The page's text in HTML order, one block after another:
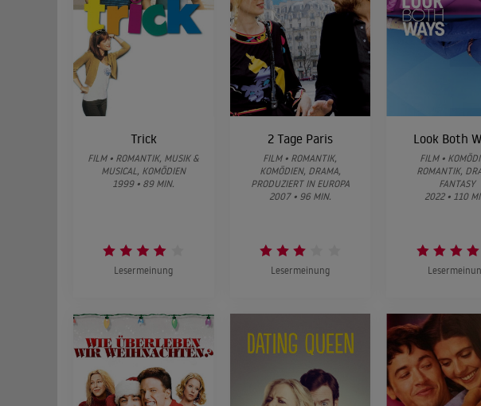
Trick
FILM • ROMANTIK, MUSIK &
MUSICAL, KOMÖDIEN
1999 • 89 MIN.
Lesermeinung
2 Tage Paris
FILM • ROMANTIK,
KOMÖDIEN, DRAMA,
PRODUZIERT IN EUROPA
2007 • 96 MIN.
Lesermeinung
Look Both
FILM •
ROMANTIK,
FANTASY
2022 • 110